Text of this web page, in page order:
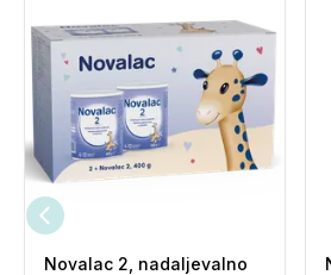
Beograjska ulica 4, 1000
36
Novalac 2, nadaljevalno